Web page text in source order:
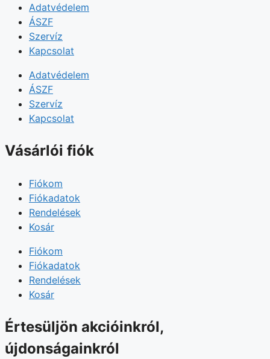
Adatvédelem
ÁSZF
Szervíz
Kapcsolat
Adatvédelem
ÁSZF
Szervíz
Kapcsolat
Vásárlói fiók
Fiókom
Fiókadatok
Rendelések
Kosár
Fiókom
Fiókadatok
Rendelések
Kosár
Értesüljön akcióinkról,
újdonságainkról